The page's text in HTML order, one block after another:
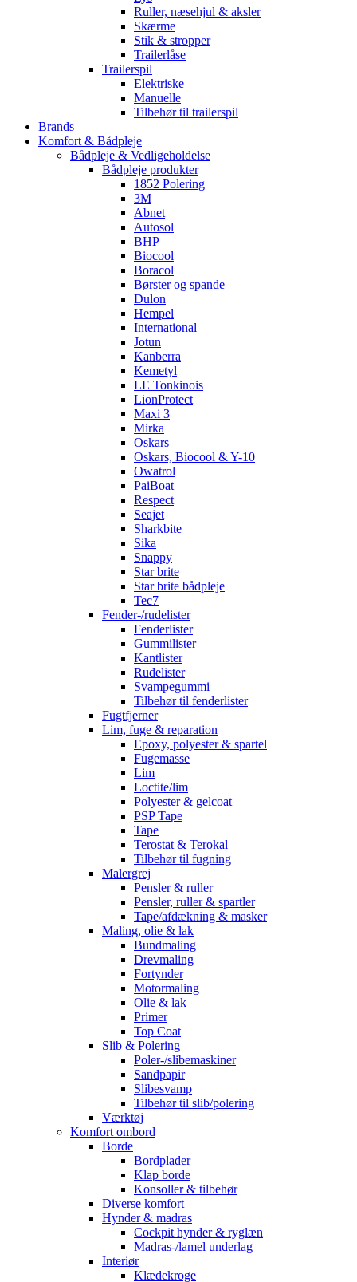
Ruller, næsehjul & aksler
Skærme
Stik & stropper
Trailerlåse
Trailerspil
Elektriske
Manuelle
Tilbehør til trailerspil
Brands
Komfort & Bådpleje
Bådpleje & Vedligeholdelse
Bådpleje produkter
1852 Polering
3M
Abnet
Autosol
BHP
Biocool
Boracol
Børster og spande
Dulon
Hempel
International
Jotun
Kanberra
Kemetyl
LE Tonkinois
LionProtect
Maxi 3
Mirka
Oskars
Oskars, Biocool & Y-10
Owatrol
PaiBoat
Respect
Seajet
Sharkbite
Sika
Snappy
Star brite
Star brite bådpleje
Tec7
Fender-/rudelister
Fenderlister
Gummilister
Kantlister
Rudelister
Svampegummi
Tilbehør til fenderlister
Fugtfjerner
Lim, fuge & reparation
Epoxy, polyester & spartel
Fugemasse
Lim
Loctite/lim
Polyester & gelcoat
PSP Tape
Tape
Terostat & Terokal
Tilbehør til fugning
Malergrej
Pensler & ruller
Pensler, ruller & spartler
Tape/afdækning & masker
Maling, olie & lak
Bundmaling
Drevmaling
Fortynder
Motormaling
Olie & lak
Primer
Top Coat
Slib & Polering
Poler-/slibemaskiner
Sandpapir
Slibesvamp
Tilbehør til slib/polering
Værktøj
Komfort ombord
Borde
Bordplader
Klap borde
Konsoller & tilbehør
Diverse komfort
Hynder & madras
Cockpit hynder & ryglæn
Madras-/lamel underlag
Interiør
Klædekroge